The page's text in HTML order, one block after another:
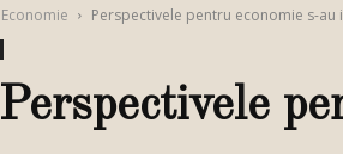
Economie Perspectivele pentru economie s-au
Perspectivele